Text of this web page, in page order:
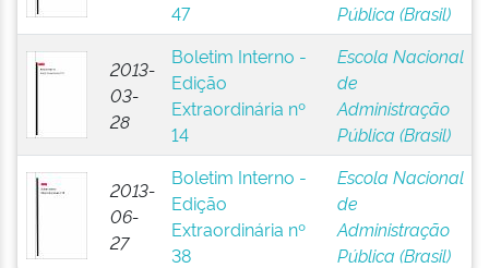
47
Pública (Brasil)
2013-
03-
28
Boletim Interno -
Edição
Extraordinária nº
14
Escola Nacional
de
Administração
Pública (Brasil)
2013-
06-
27
Boletim Interno -
Edição
Extraordinária nº
38
Escola Nacional
de
Administração
Pública (Brasil)